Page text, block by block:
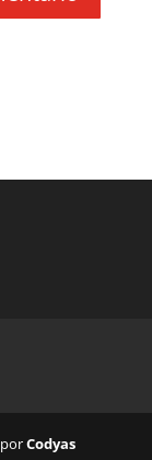
porCodyas